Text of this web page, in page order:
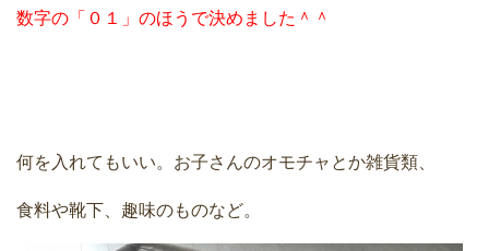
数字の「０１」のほうで決めました＾＾
何を入れてもいい。お子さんのオモチャとか雑貨類、
食料や靴下、趣味のものなど。